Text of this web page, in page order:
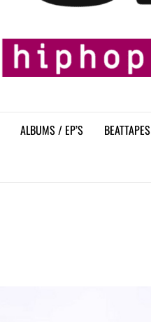
ALBUMS / EP’S BEATTAPES